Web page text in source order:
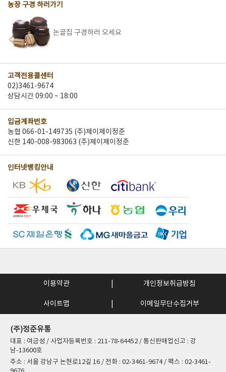
농장 구경 하러가기
논골집 구경하러 오세요
고객전용콜센터
02)3461-9674
상담시간 09:00 ~ 18:00
입금계좌번호
농협 066-01-149735 (주)제이제이정준
신한 140-008-983063 (주)제이제이정준
인터넷뱅킹안내
이용약관 개인정보취급방침
사이트맵 이메일무단수집거부
(주)정준유통
대표 : 여금성 / 사업자등록번호 : 211-78-64452 / 통신판매업신고 : 강
남-13600호
주소 : 서울 강남구 논현로12길 16 / 전화 : 02-3461-9674 / 팩스 : 02-3461-